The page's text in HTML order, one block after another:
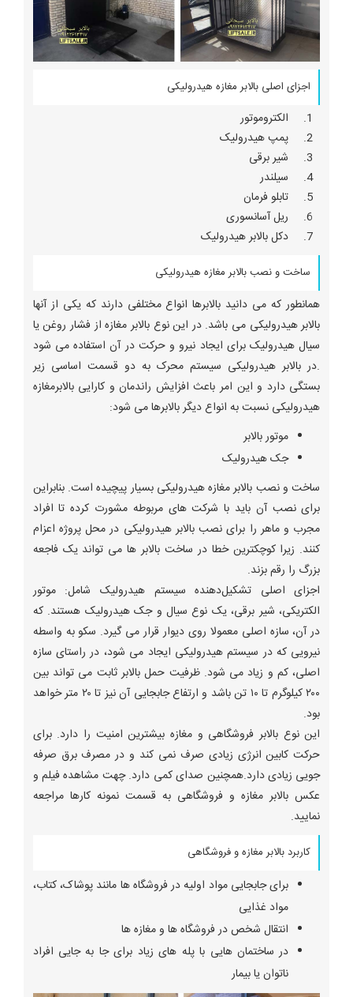
اجزای اصلی بالابر مغازه هیدرولیکی
الکتروموتور
پمپ هیدرولیک
شیر برقی
سیلندر
تابلو فرمان
ریل آسانسوری
دکل بالابر هیدرولیک
ساخت و نصب بالابر مغازه هیدرولیکی
همانطور که می دانید بالابرها انواع مختلفی دارند که یکی از آنها
بالابر هیدرولیکی می باشد. در این نوع بالابر مغازه از فشار روغن یا
سیال هیدرولیک برای ایجاد نیرو و حرکت در آن استفاده می شود
.در بالابر هیدرولیکی سیستم محرک به دو قسمت اساسی زیر
بستگی دارد و این امر باعث افزایش راندمان و کارایی بالابرمغازه
هیدرولیکی نسبت به انواع دیگر بالابرها می شود:
موتور بالابر
جک هیدرولیک
ساخت و نصب بالابر مغازه هیدرولیکی بسیار پیچیده است. بنابراین
برای نصب آن باید با شرکت های مربوطه مشورت کرده تا افراد
مجرب و ماهر را برای نصب بالابر هیدرولیکی در محل پروژه اعزام
کنند. زیرا کوچکترین خطا در ساخت بالابر ها می تواند یک فاجعه
بزرگ را رقم بزند.
اجزای اصلی تشکیل‌دهنده سیستم هیدرولیک شامل: موتور
الکتریکی، شیر برقی، یک نوع سیال و جک هیدرولیک هستند. که
در آن، سازه اصلی معمولا روی دیوار قرار می گیرد. سکو به واسطه
نیرویی که در سیستم هیدرولیکی ایجاد می شود، در راستای سازه
اصلی، کم و زیاد می شود. ظرفیت حمل بالابر ثابت می تواند بین
۲۰۰ کیلوگرم تا ۱۰ تن باشد و ارتفاع جابجایی آن نیز تا ۲۰ متر خواهد
بود.
این نوع بالابر فروشگاهی و مغازه بیشترین امنیت را دارد. برای
حرکت کابین انرژی زیادی صرف نمی کند و در مصرف برق صرفه
جویی زیادی دارد.همچنین صدای کمی دارد. چهت مشاهده فیلم و
عکس بالابر مغازه و فروشگاهی به قسمت نمونه کارها مراجعه
نمایید.
کاربرد بالابر مغازه و فروشگاهی
برای جابجایی مواد اولیه در فروشگاه ها مانند پوشاک، کتاب،
مواد غذایی
انتقال شخص در فروشگاه ها و مغازه ها
در ساختمان هایی با پله های زیاد برای جا به جایی افراد
ناتوان یا بیمار